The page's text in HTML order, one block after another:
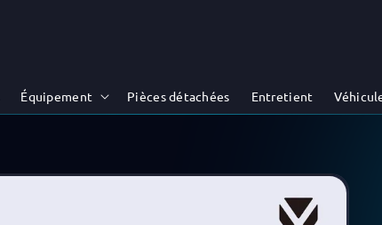
Équipement Pièces détachées Entretient